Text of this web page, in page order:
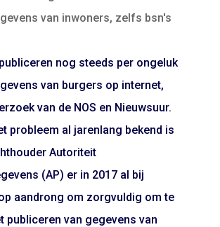
van inwoners, zelfs bsn's
nog steeds per ongeluk
van burgers op internet,
van de NOS en Nieuwsuur.
probleem al jarenlang bekend is
Autoriteit
(AP) er in 2017 al bij
aandrong om zorgvuldig om te
publiceren van gegevens van